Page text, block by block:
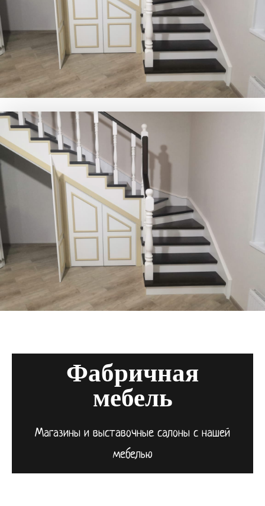
Фабричная
мебель
Магазины и выставочные салоны с нашей
мебелью